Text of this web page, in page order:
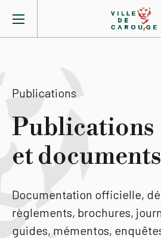
Mairie
Vie pratique
Actualités
Agenda
Publications
Publications
et documents
Documentation officielle,
règlements, brochures,
guides, mémentos,